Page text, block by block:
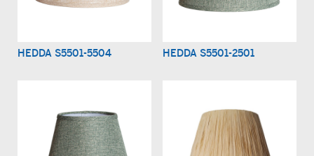
HEDDA S5501-5504 HEDDA S5501-2501